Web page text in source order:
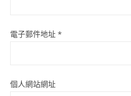
電子郵件地址 *
個人網站網址